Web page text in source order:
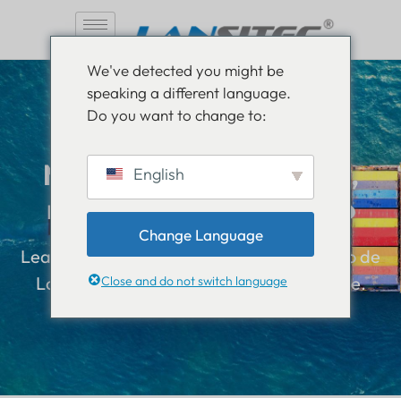
al
contenido
Manténgase informado,
manténgase informado
Lea todo sobre las novedades en el mundo de
Lansitec y manténgase un paso adelante.
We've detected you might be
speaking a different language.
Do you want to change to:
English
Change Language
Close and do not switch language